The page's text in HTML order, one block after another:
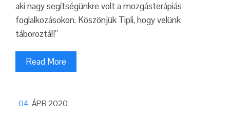
aki nagy segítségünkre volt a mozgásterápiás
foglalkozásokon. Köszönjük Tipli, hogy velünk
táboroztál!”
Read More
04 ÁPR 2020